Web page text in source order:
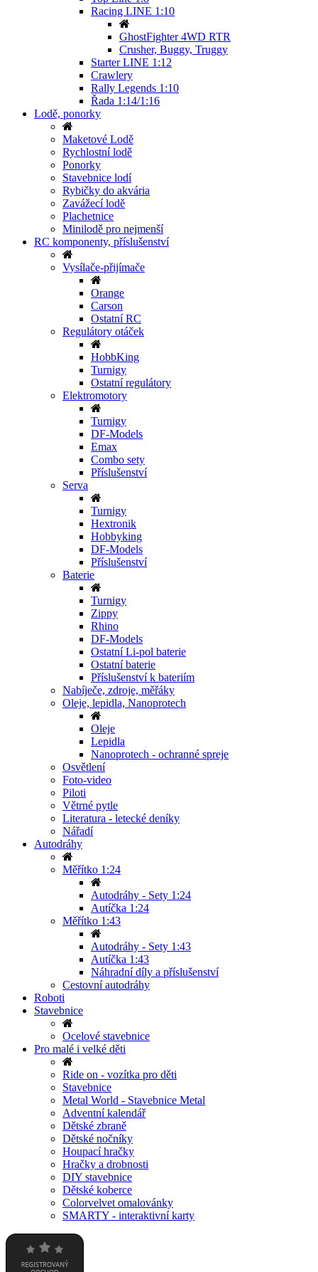
Racing LINE 1:10
GhostFighter 4WD RTR
Crusher, Buggy, Truggy
Starter LINE 1:12
Crawlery
Rally Legends 1:10
Řada 1:14/1:16
Lodě, ponorky
Maketové Lodě
Rychlostní lodě
Ponorky
Stavebnice lodí
Rybičky do akvária
Zavážecí lodě
Plachetnice
Minilodě pro nejmenší
RC komponenty, příslušenství
Vysílače-přijímače
Orange
Carson
Ostatní RC
Regulátory otáček
HobbKing
Turnigy
Ostatní regulátory
Elektromotory
Turnigy
DF-Models
Emax
Combo sety
Příslušenství
Serva
Turnigy
Hextronik
Hobbyking
DF-Models
Příslušenství
Baterie
Turnigy
Zippy
Rhino
DF-Models
Ostatní Li-pol baterie
Ostatní baterie
Příslušenství k bateriím
Nabíječe, zdroje, měřáky
Oleje, lepidla, Nanoprotech
Oleje
Lepidla
Nanoprotech - ochranné spreje
Osvětlení
Foto-video
Piloti
Větrné pytle
Literatura - letecké deníky
Nářadí
Autodráhy
Měřítko 1:24
Autodráhy - Sety 1:24
Autíčka 1:24
Měřítko 1:43
Autodráhy - Sety 1:43
Autíčka 1:43
Náhradní díly a příslušenství
Cestovní autodráhy
Roboti
Stavebnice
Ocelové stavebnice
Pro malé i velké děti
Ride on - vozítka pro děti
Stavebnice
Metal World - Stavebnice Metal
Adventní kalendář
Dětské zbraně
Dětské nočníky
Houpací hračky
Hračky a drobnosti
DIY stavebnice
Dětské koberce
Colorvelvet omalovánky
SMARTY - interaktivní karty